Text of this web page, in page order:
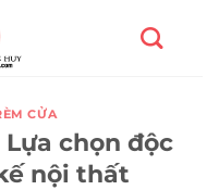
CỬA
Lựa chọn độc
nội thất